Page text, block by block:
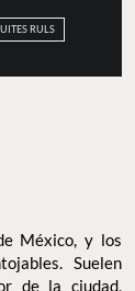
RULS
México, y los
Suelen
de la ciudad,